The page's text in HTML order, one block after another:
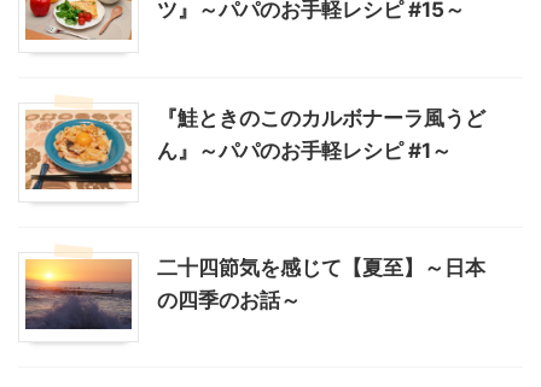
ツ』～パパのお手軽レシピ #15～
『鮭ときのこのカルボナーラ風うど
ん』～パパのお手軽レシピ #1～
二十四節気を感じて【夏至】～日本
の四季のお話～